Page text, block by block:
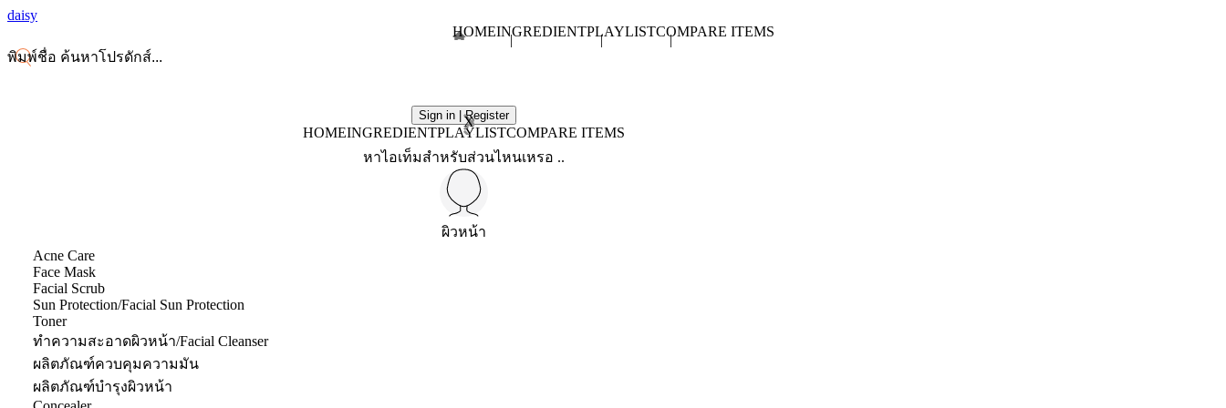
daisy
HOMEINGREDIENTPLAYLISTCOMPARE ITEMS
Sign in | Register
X
HOMEINGREDIENTPLAYLISTCOMPARE ITEMS
หาไอเท็มสำหรับส่วนไหนเหรอ ..
ผิวหน้า
Acne Care
Face Mask
Facial Scrub
Sun Protection/Facial Sun Protection
Toner
ทำความสะอาดผิวหน้า/Facial Cleanser
ผลิตภัณฑ์ควบคุมความมัน
ผลิตภัณฑ์บำรุงผิวหน้า